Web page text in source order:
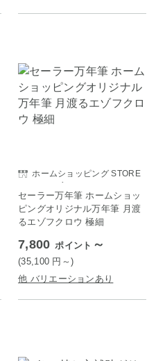
ホームショッピング STORE
E SAISON店
セーラー万年筆 ホームショッ
ピングオリジナル万年筆 月渡
るエゾフクロウ 極細
7,800 ポイント ～
(35,100 円 ～)
他 バリエーションあり